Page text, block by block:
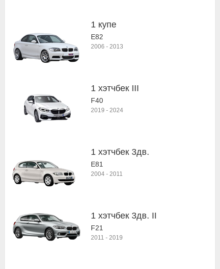
1 купе
E82
2006 - 2013
1 хэтчбек III
F40
2019 - 2024
1 хэтчбек 3дв.
E81
2004 - 2011
1 хэтчбек 3дв. II
F21
2011 - 2019